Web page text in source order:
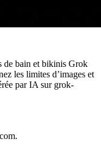
de bain et bikinis Grok
les limites d’images et
par IA sur grok-